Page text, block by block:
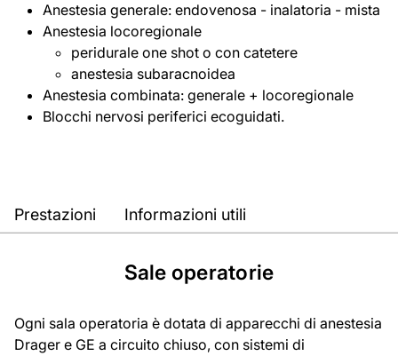
Anestesia generale: endovenosa - inalatoria - mista
Anestesia locoregionale
peridurale one shot o con catetere
anestesia subaracnoidea
Anestesia combinata: generale + locoregionale
Blocchi nervosi periferici ecoguidati.
Prestazioni Informazioni utili
Sale operatorie
Ogni sala operatoria è dotata di apparecchi di anestesia
Drager e GE a circuito chiuso, con sistemi di